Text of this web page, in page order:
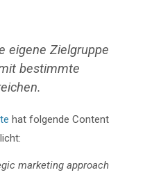
eigene Zielgruppe
bestimmte
hat folgende Content
marketing approach